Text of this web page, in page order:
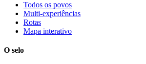
Todos os povos
Multi-experiências
Rotas
Mapa interativo
O selo